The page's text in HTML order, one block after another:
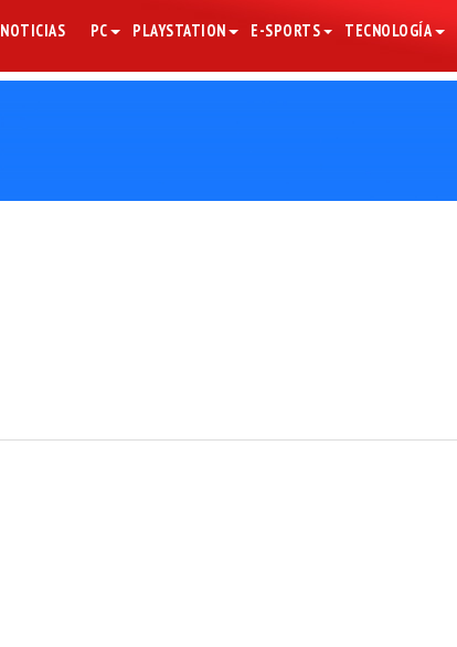
NOTICIAS PC PLAYSTATION E-SPORTS TECNOLOGÍA